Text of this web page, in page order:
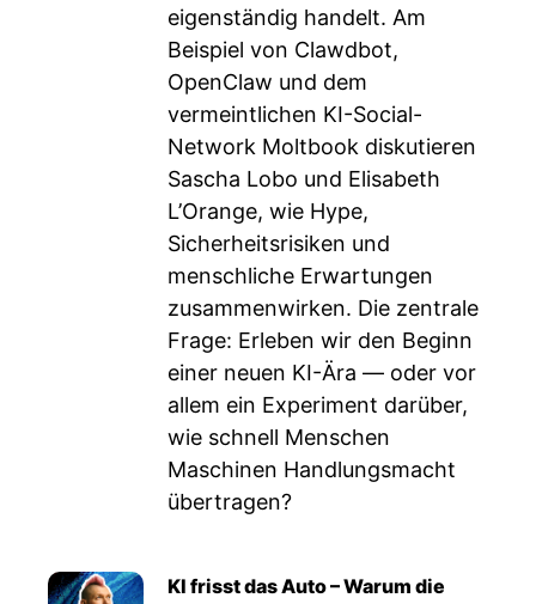
eigenständig handelt. Am
Beispiel von Clawdbot,
OpenClaw und dem
vermeintlichen KI-Social-
Network Moltbook diskutieren
Sascha Lobo und Elisabeth
L’Orange, wie Hype,
Sicherheitsrisiken und
menschliche Erwartungen
zusammenwirken. Die zentrale
Frage: Erleben wir den Beginn
einer neuen KI-Ära — oder vor
allem ein Experiment darüber,
wie schnell Menschen
Maschinen Handlungsmacht
übertragen?
KI frisst das Auto – Warum die